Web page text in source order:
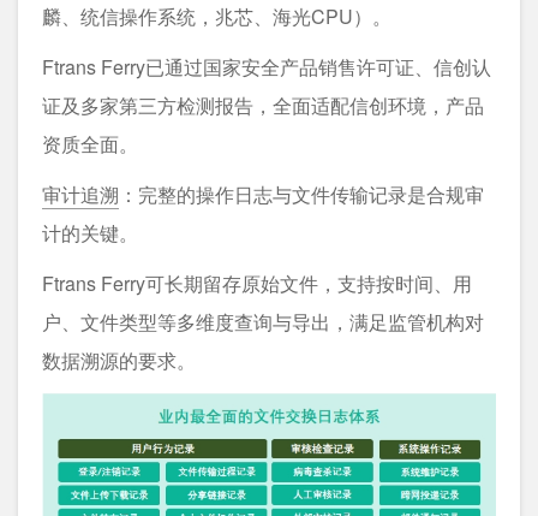
麟、统信操作系统，兆芯、海光CPU）。
Ftrans Ferry已通过国家安全产品销售许可证、信创认
证及多家第三方检测报告，全面适配信创环境，产品
资质全面。
审计追溯 ：完整的操作日志与文件传输记录是合规审
计的关键。
Ftrans Ferry可长期留存原始文件，支持按时间、用
户、文件类型等多维度查询与导出，满足监管机构对
数据溯源的要求。